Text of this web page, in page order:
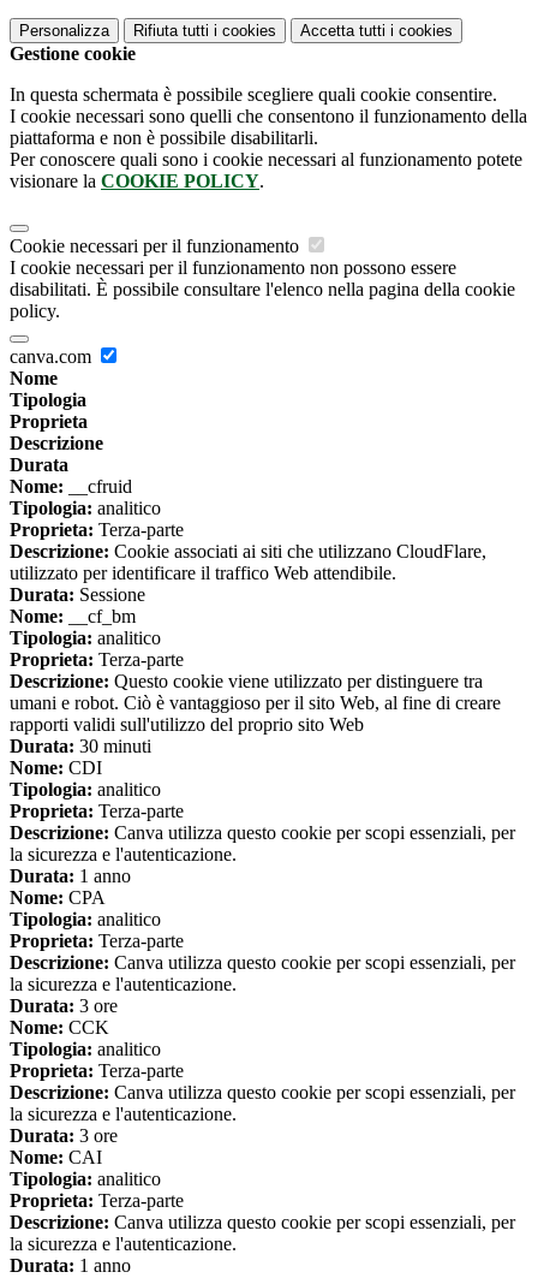
Personalizza Rifiuta tutti i cookies Accetta tutti i cookies
Gestione cookie
In questa schermata è possibile scegliere quali cookie consentire.
I cookie necessari sono quelli che consentono il funzionamento della
piattaforma e non è possibile disabilitarli.
Per conoscere quali sono i cookie necessari al funzionamento potete
visionare la COOKIE POLICY.
Cookie necessari per il funzionamento
I cookie necessari per il funzionamento non possono essere
disabilitati. È possibile consultare l'elenco nella pagina della cookie
policy.
canva.com
Nome
Tipologia
Proprieta
Descrizione
Durata
Nome: __cfruid
Tipologia: analitico
Proprieta: Terza-parte
Descrizione: Cookie associati ai siti che utilizzano CloudFlare,
utilizzato per identificare il traffico Web attendibile.
Durata: Sessione
Nome: __cf_bm
Tipologia: analitico
Proprieta: Terza-parte
Descrizione: Questo cookie viene utilizzato per distinguere tra
umani e robot. Ciò è vantaggioso per il sito Web, al fine di creare
rapporti validi sull'utilizzo del proprio sito Web
Durata: 30 minuti
Nome: CDI
Tipologia: analitico
Proprieta: Terza-parte
Descrizione: Canva utilizza questo cookie per scopi essenziali, per
la sicurezza e l'autenticazione.
Durata: 1 anno
Nome: CPA
Tipologia: analitico
Proprieta: Terza-parte
Descrizione: Canva utilizza questo cookie per scopi essenziali, per
la sicurezza e l'autenticazione.
Durata: 3 ore
Nome: CCK
Tipologia: analitico
Proprieta: Terza-parte
Descrizione: Canva utilizza questo cookie per scopi essenziali, per
la sicurezza e l'autenticazione.
Durata: 3 ore
Nome: CAI
Tipologia: analitico
Proprieta: Terza-parte
Descrizione: Canva utilizza questo cookie per scopi essenziali, per
la sicurezza e l'autenticazione.
Durata: 1 anno